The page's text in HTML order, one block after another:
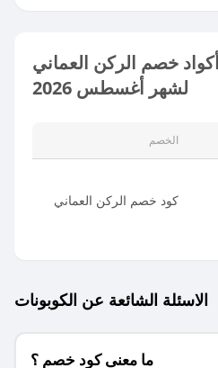
خصم الركن العماني
لشهر أغسطس 2026
الخصم
كود خصم الركن العماني
الاسئلة الشائعة عن الكوبونات
ما معنى كود خصم ؟